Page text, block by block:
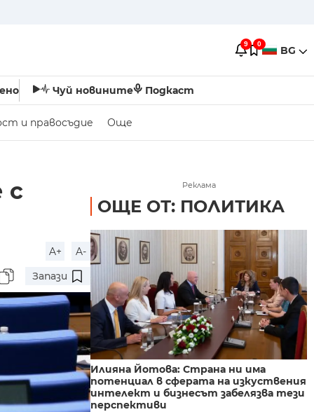
9 0 BG
Чуй новините Подкаст
и правосъдие Още
с
A+
A-
Запази
Реклама
ОЩЕ ОТ: ПОЛИТИКА
Илияна Йотова: Страна ни има
потенциал в сферата на изкуствения
интелект и бизнесът забелязва тези
перспективи